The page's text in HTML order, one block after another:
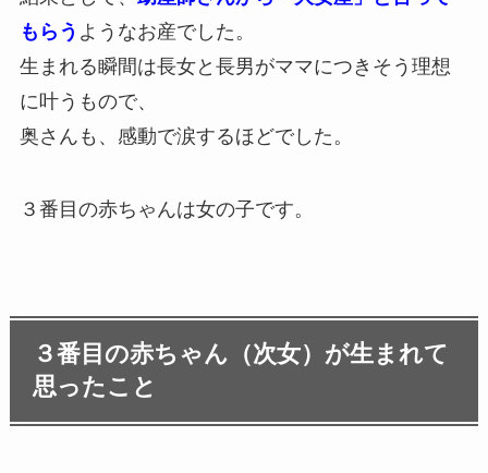
もらう ようなお産でした。
生まれる瞬間は長女と長男がママにつきそう理想
に叶うもので、
奥さんも、感動で涙するほどでした。
３番目の赤ちゃんは女の子です。
３番目の赤ちゃん（次女）が生まれて
思ったこと